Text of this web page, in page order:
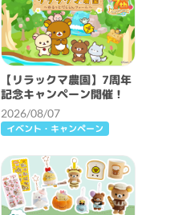
【リラックマ農園】7周年
記念キャンペーン開催！
2026/08/07
イベント・キャンペーン